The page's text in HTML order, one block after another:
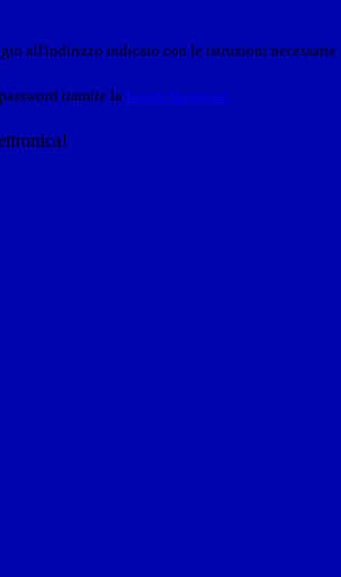
all'indirizzo indicato con le istruzioni necessarie.
tramite la Login Spaggiari